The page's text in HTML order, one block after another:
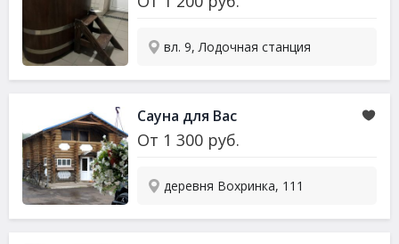
вл. 9, Лодочная станция
Сауна для Вас
От 1 300 руб.
деревня Вохринка, 111